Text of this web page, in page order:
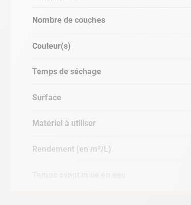
Nombre de couches
Couleur(s)
Temps de séchage
Surface
Matériel à utiliser
Rendement (en m²/L)